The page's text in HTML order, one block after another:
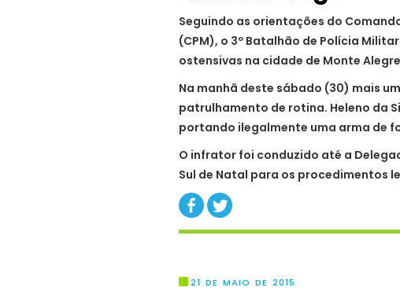
Seguindo as orientações do
(CPM), o 3º Batalhão de Polícia
ostensivas na cidade de Monte
Na manhã deste sábado (30) mais
patrulhamento de rotina. Heleno da
portando ilegalmente uma arma de
O infrator foi conduzido até a
Sul de Natal para os procedimentos
21 DE MAIO DE 2015